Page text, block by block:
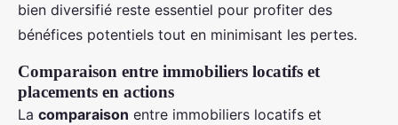
bien diversifié reste essentiel pour profiter des
bénéfices potentiels tout en minimisant les pertes.
Comparaison entre immobiliers locatifs et
placements en actions
La comparaison entre immobiliers locatifs et